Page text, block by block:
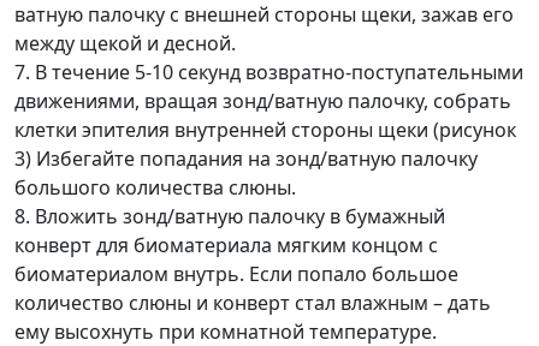
ватную палочку с внешней стороны щеки, зажав его
между щекой и десной.
7. В течение 5-10 секунд возвратно-поступательными
движениями, вращая зонд/ватную палочку, собрать
клетки эпителия внутренней стороны щеки (рисунок
3) Избегайте попадания на зонд/ватную палочку
большого количества слюны.
8. Вложить зонд/ватную палочку в бумажный
конверт для биоматериала мягким концом с
биоматериалом внутрь. Если попало большое
количество слюны и конверт стал влажным – дать
ему высохнуть при комнатной температуре.